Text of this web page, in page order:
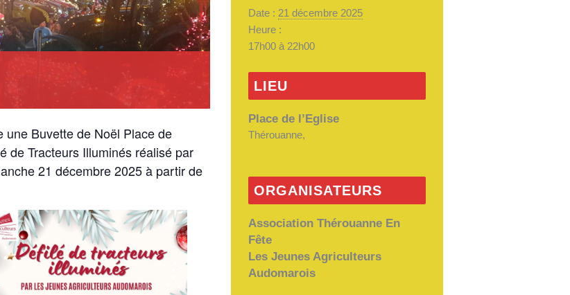
une Buvette de Noël Place de
de Tracteurs Illuminés réalisé par
21 décembre 2025 à partir de
Date : 21 décembre 2025
Heure :
17h00 à 22h00
LIEU
Place de l’Eglise
Thérouanne,
ORGANISATEURS
Association Thérouanne En
Fête
Les Jeunes Agriculteurs
Audomarois